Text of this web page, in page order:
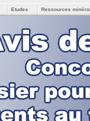
Etudes Ressources